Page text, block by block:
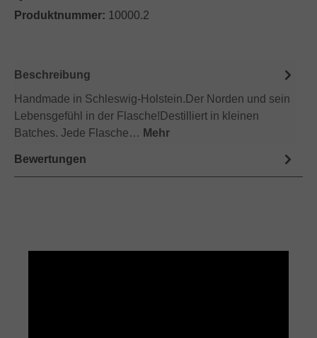
Produktnummer: 10000.2
Beschreibung
Handmade in Schleswig-Holstein.Der Norden und sein
Lebensgefühl in der Flasche!Destilliert in kleinen
Batches. Jede Flasche… Mehr
Bewertungen